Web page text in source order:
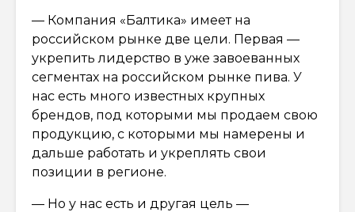
— Компания «Балтика» имеет на
российском рынке две цели. Первая —
укрепить лидерство в уже завоеванных
сегментах на российском рынке пива. У
нас есть много известных крупных
брендов, под которыми мы продаем свою
продукцию, с которыми мы намерены и
дальше работать и укреплять свои
позиции в регионе.
— Но у нас есть и другая цель —